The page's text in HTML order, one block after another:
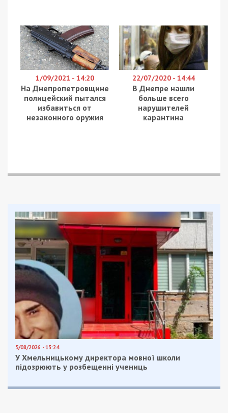
1/09/2021 - 14:20
На Днепропетровщине
полицейский пытался
избавиться от
незаконного оружия
22/07/2020 - 14:44
В Днепре нашли
больше всего
нарушителей
карантина
5/08/2026 - 13:24
У Хмельницькому директора мовної школи
підозрюють у розбещенні учениць